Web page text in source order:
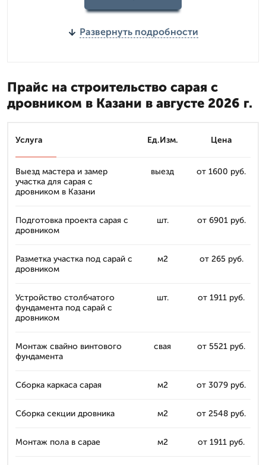
Развернуть подробности
Прайс на строительство сарая с
дровником в Казани в августе 2026 г.
Услуга Ед.Изм. Цена
Выезд мастера и замер
участка для сарая с
дровником в Казани
выезд от 1600 руб.
Подготовка проекта сарая с
дровником
шт. от 6901 руб.
Разметка участка под сарай с
дровником
м2 от 265 руб.
Устройство столбчатого
фундамента под сарай с
дровником
шт. от 1911 руб.
Монтаж свайно винтового
фундамента
свая от 5521 руб.
Сборка каркаса сарая м2 от 3079 руб.
Сборка секции дровника м2 от 2548 руб.
Монтаж пола в сарае м2 от 1911 руб.